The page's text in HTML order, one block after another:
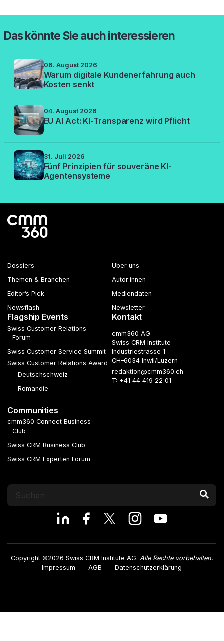
Das könnte Sie auch interessieren
06. August 2026
Warum digitale Kundenerfahrung auch
Kosten senkt
04. August 2026
EU AI Act: KI-Transparenz wird Pflicht
31. Juli 2026
Fünf Prinzipien für souveräne KI-
Agentensysteme
Dossiers
Themen & Branchen
Editor’s Pick
Newsflash
Über uns
Autor:innen
Mediendaten
Newsletter
Flagship Events
Swiss Customer Relations
Forum
Swiss Customer Service Summit
Swiss Customer Relations Award
Deutschschweiz
Romandie
Communities
cmm360 Connect Business
Club
Swiss CRM Business Club
Swiss CRM Experten Forum
Kontakt
cmm360 AG
Swiss CRM Institute
Industriestrasse 1
CH–6034 Inwil/Luzern
redaktion@cmm360.ch
T: +41 44 419 22 01
Copyright ©2026 Swiss CRM Institute AG. Alle Rechte vorbehalten.
Impressum
AGB Datenschutzerklärung